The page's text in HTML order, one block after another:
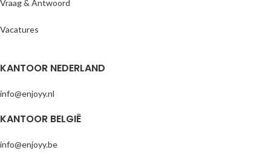
Vraag & Antwoord
Vacatures
KANTOOR NEDERLAND
info@enjoyy.nl
KANTOOR BELGIË
info@enjoyy.be